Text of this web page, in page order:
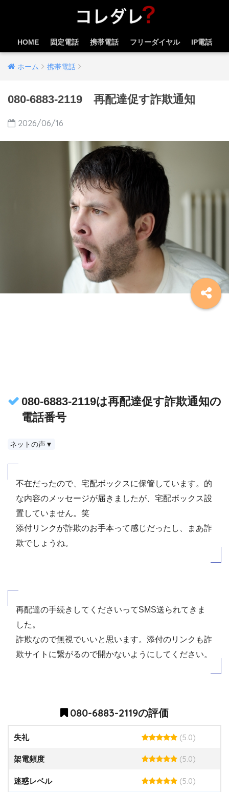
HOME 固定電話 携帯電話 フリーダイヤル IP電話
ホーム 携帯電話
080-6883-2119 再配達促す詐欺通知
2026/06/16
080-6883-2119は再配達促す詐欺通知の
電話番号
ネットの声▼
不在だったので、宅配ボックスに保管しています。的
な内容のメッセージが届きましたが、宅配ボックス設
置していません。笑
添付リンクが詐欺のお手本って感じだったし、まあ詐
欺でしょうね。
再配達の手続きしてくださいってSMS送られてきま
した。
詐欺なので無視でいいと思います。添付のリンクも詐
欺サイトに繋がるので開かないようにしてください。
080-6883-2119の評価
失礼 (5.0)
架電頻度 (5.0)
迷惑レベル (5.0)